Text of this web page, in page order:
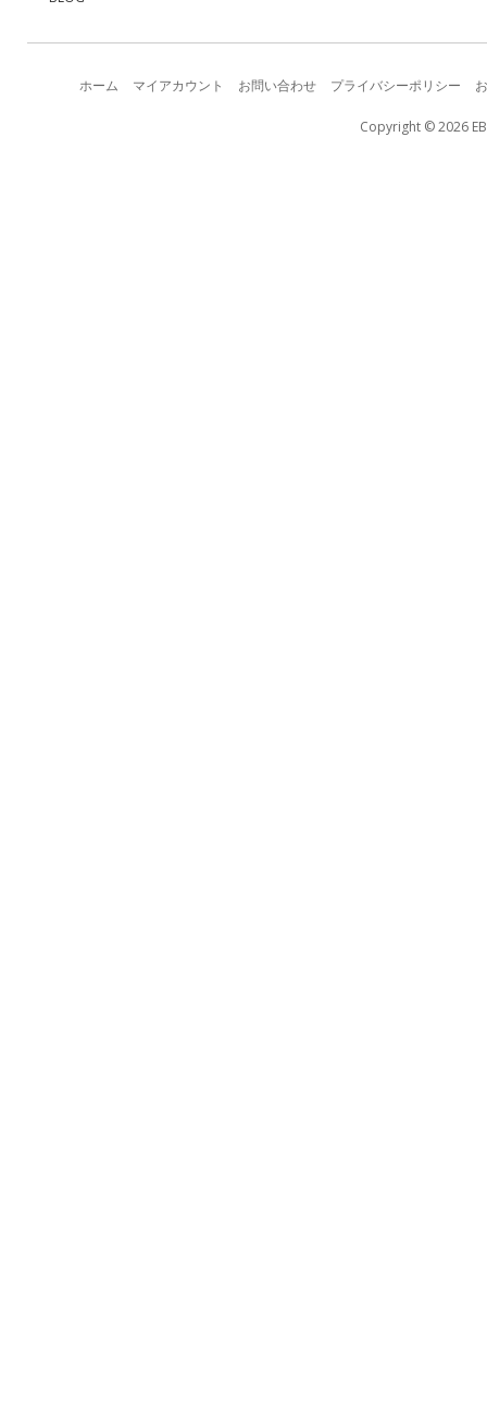
ホーム マイアカウント お問い合わせ プライバシーポリシー
Copyright © 2026